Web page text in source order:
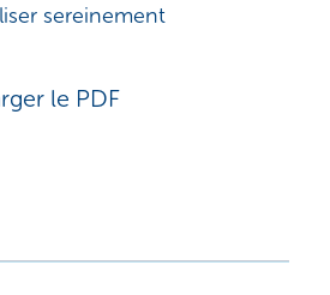
sereinement
le PDF